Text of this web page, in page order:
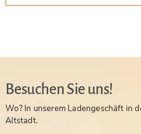
Besuchen Sie uns!
Wo? In unserem Ladengeschäft in
Altstadt.